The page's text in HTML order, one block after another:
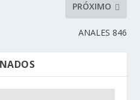
PRÓXIMO
ANALES 846